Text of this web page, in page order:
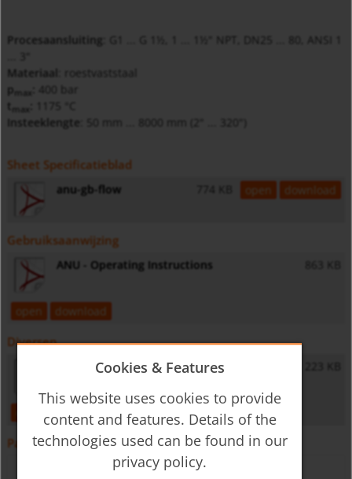
Procesaansluiting
: G1 ... G 1½, 1 ... 1½" NPT, DN25 ... 80, ANSI 1
Materiaal
: roestvaststaal
p
max
400 bar
t
max
Insteeklengte
Sheet Specificatieblad
anu-gb-flow 774 KB open download
Gebruiksaanwijzing
ANU - Operating Instructions 863 KB
open download
Diversen
General Safety Instructions 223 KB
download
Passende accessoires
PAD
Cookies & Features
This website uses cookies to provide
content and features. Details of the
technologies used can be found in our
privacy policy.